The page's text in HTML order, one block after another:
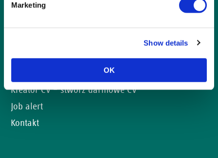
Marketing
Show details
OK
Oferty pracy w branży sprzątającej
Oferty pracy
Kreator CV – stwórz darmowe CV
Job alert
Kontakt